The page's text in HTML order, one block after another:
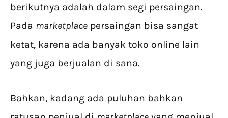
berikutnya adalah dalam segi persaingan.
Pada marketplace persaingan bisa sangat
ketat, karena ada banyak toko online lain
yang juga berjualan di sana.
Bahkan, kadang ada puluhan bahkan